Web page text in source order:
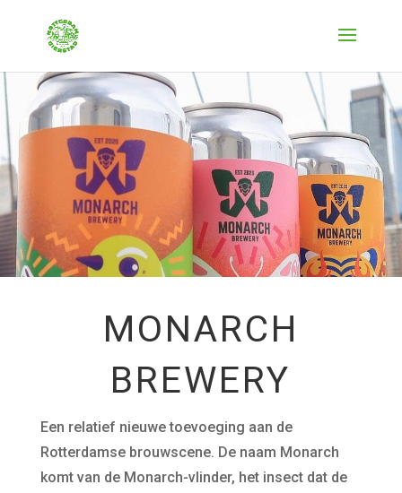
MONARCH
BREWERY
Een relatief nieuwe toevoeging aan de
Rotterdamse brouwscene. De naam Monarch
komt van de Monarch-vlinder, het insect dat de